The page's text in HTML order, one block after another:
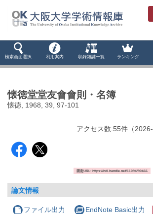
検索画面選択 利用案内 収録雑誌一覧 ランキング
懐徳堂堂友會會則・名簿
懐徳, 1968, 39, 97-101
アクセス数:55件 （
固定URL: https://hdl.handle.net/11094/90466
論文情報
ファイル出力 EndNote Basic出力